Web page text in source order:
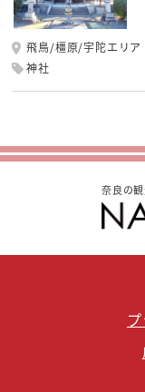
飛鳥/橿原/宇陀エリア
神社
奈良の